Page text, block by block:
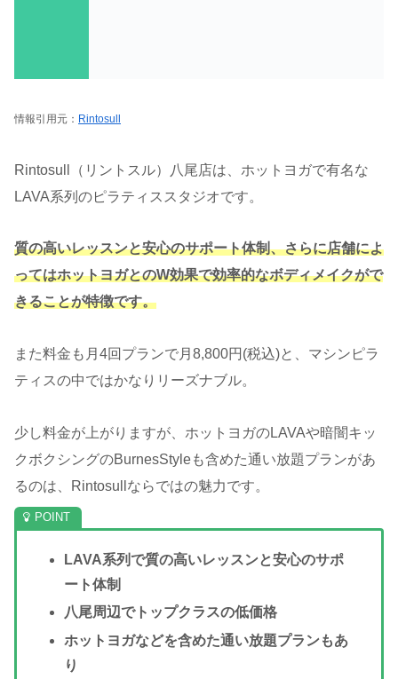
情報引用元： Rintosull
Rintosull（リントスル）八尾店は、ホットヨガで有名な
LAVA系列のピラティススタジオです。
質の高いレッスンと安心のサポート体制、さらに店舗によ
ってはホットヨガとのW効果で効率的なボディメイクがで
きることが特徴です。
また料金も月4回プランで月8,800円(税込)と、マシンピラ
ティスの中ではかなりリーズナブル。
少し料金が上がりますが、ホットヨガのLAVAや暗闇キッ
クボクシングのBurnesStyleも含めた通い放題プランがあ
るのは、Rintosullならではの魅力です。
LAVA系列で質の高いレッスンと安心のサポ
ート体制
八尾周辺でトップクラスの低価格
ホットヨガなどを含めた通い放題プランもあ
り